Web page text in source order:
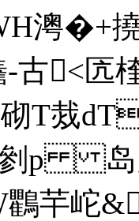
澚
古<匟
T烖
剼p
芉岮